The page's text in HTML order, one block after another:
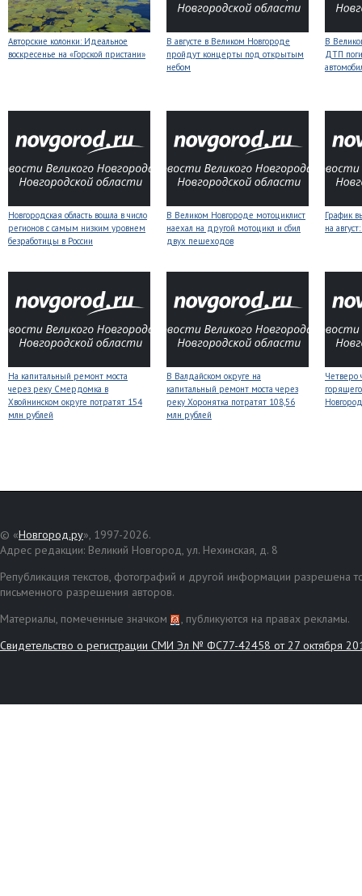
Авторские колонки: Идеальное
воскресенье на «Горской пристани»
В августе в Великом Новгороде
пройдут концерты под открытым
небом
В
ДТП
Новгородская область вошла в число
регионов с самым низким уровнем
безработицы в России
В Великом Новгороде мотоциклист
наехал на другой мотоцикл и сбил
двух пешеходов
График
на
На капитальный ремонт моста
через реку Смердомка в
Хвойнинском округе потратят 154
млн рублей
В Валдайском округе на
капитальный ремонт моста через
реку Хоронятка потратят 108,56
млн рублей
Четверо
© «Новгород.ру», 1997-2026.
Адрес редакции: Великий Новгород, ул. Нехинская, д. 8
Републикация текстов, фотографий и другой информации разрешена
письменного разрешения авторов.
Материалы, помеченные значком
, публикуются на правах рекламы.
Свидетельство о регистрации СМИ Эл № ФС77-42458 от 27 октября